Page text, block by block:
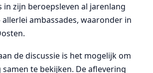
in zijn beroepsleven al jarenlang
ambassades, waaronder in
de discussie is het mogelijk om
te bekijken. De aflevering